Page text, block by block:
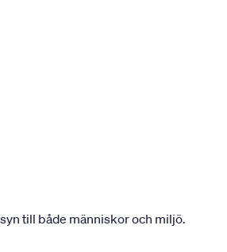
till både människor och miljö.